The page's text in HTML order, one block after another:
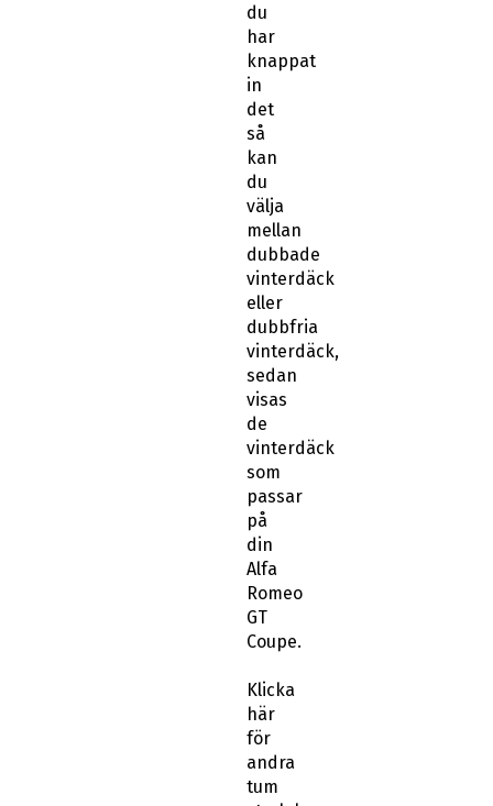
du
har
knappat
in
det
så
kan
du
välja
mellan
dubbade
vinterdäck
eller
dubbfria
vinterdäck,
sedan
visas
de
vinterdäck
som
passar
på
din
Alfa
Romeo
GT
Coupe.
Klicka
här
för
andra
tum